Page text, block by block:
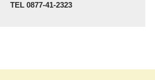
TEL 0877-41-2323